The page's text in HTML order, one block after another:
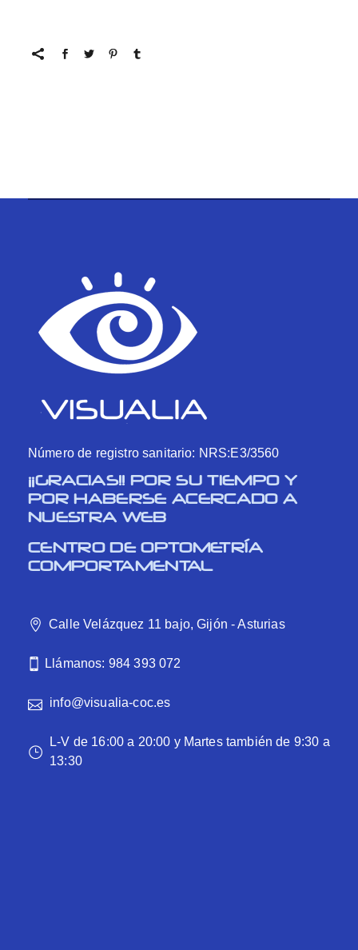
Número de registro sanitario: NRS:E3/3560
¡¡GRACIAS!! POR SU TIEMPO Y
POR HABERSE ACERCADO A
NUESTRA WEB
CENTRO DE OPTOMETRÍA
COMPORTAMENTAL
Calle Velázquez 11 bajo, Gijón - Asturias
Llámanos: 984 393 072
info@visualia-coc.es
L-V de 16:00 a 20:00 y Martes también de 9:30 a
13:30